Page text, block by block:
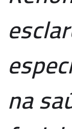
na